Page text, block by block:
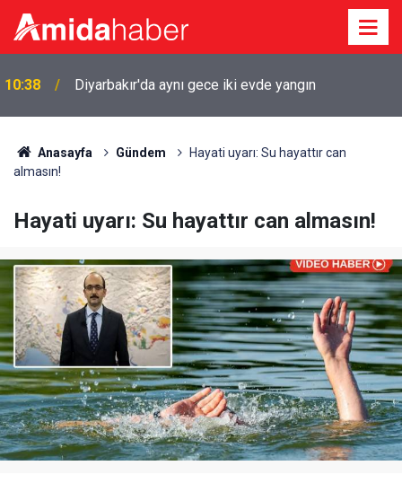
10:38 Diyarbakır'da aynı gece iki evde yangın
Anasayfa Gündem
Hayati uyarı: Su hayattır can
almasın!
Hayati uyarı: Su hayattır can almasın!